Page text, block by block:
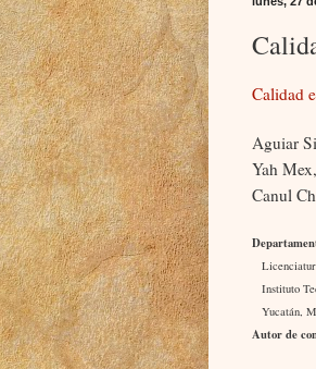
Calidad
Aguiar
Yah
Canul
Instituto
Yucatán,
Autor de